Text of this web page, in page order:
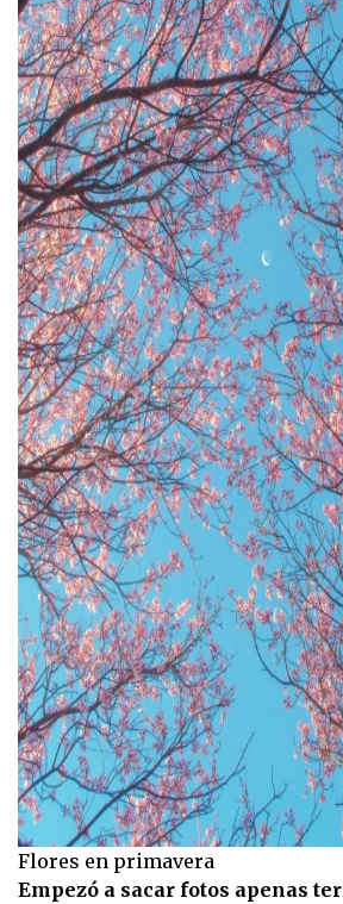
Flores en primavera
Empezó a sacar fotos apenas